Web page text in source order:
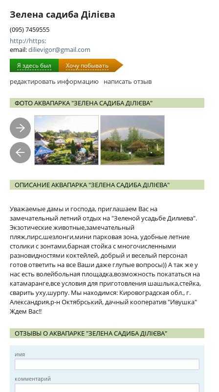
Зелена садиба Ділієва
(095) 7459555
http://https:
email:dilievigor@gmail.com
Я здесь был Хочу побывать
редактировать информацию написать отзыв
ФОТО АКВАПАРКА "ЗЕЛЕНА САДИБА ДІЛІЄВА"
ОПИСАНИЕ АКВАПАРКА "ЗЕЛЕНА САДИБА ДІЛІЄВА"
Уважаемые дамы и господа, приглашаем Вас на
замечательный летний отдых на "Зеленой усадьбе Дилиева".
Экзотические животные,замечательный
пляж,пирс,шезлонги,мини парковая зона, удобные летние
столики с зонтами,барная стойка с многочисленными
разновидностями коктейлей, добрый и веселый персонал
готов ответить на все Ваши даже глупые вопросы)) А так же у
нас есть волейбольная площадка,возможность покататься на
катамаранге,все условия для приготовления шашлыка,стейка,
сварить уху,шурпу. Мы находимся: Кировоградская обл., г.
Александрия,р-н Октябрський, дачный кооператив "Ивушка"
Ждем Вас!!
ОТЗЫВЫ О АКВАПАРКЕ "ЗЕЛЕНА САДИБА ДІЛІЄВА"
имя
комментарий